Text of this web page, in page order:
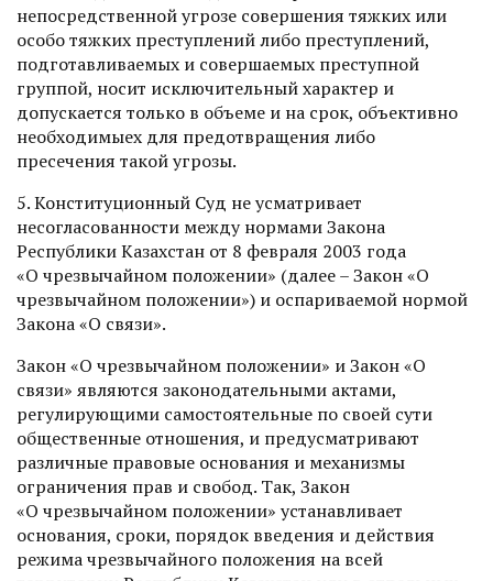
непосредственной угрозе совершения тяжких или
особо тяжких преступлений либо преступлений,
подготавливаемых и совершаемых преступной
группой, носит исключительный характер и
допускается только в объеме и на срок, объективно
необходимыех для предотвращения либо
пресечения такой угрозы.
5. Конституционный Суд не усматривает
несогласованности между нормами Закона
Республики Казахстан от 8 февраля 2003 года
«О чрезвычайном положении» (далее – Закон «О
чрезвычайном положении») и оспариваемой нормой
Закона «О связи».
Закон «О чрезвычайном положении» и Закон «О
связи» являются законодательными актами,
регулирующими самостоятельные по своей сути
общественные отношения, и предусматривают
различные правовые основания и механизмы
ограничения прав и свобод. Так, Закон
«О чрезвычайном положении» устанавливает
основания, сроки, порядок введения и действия
режима чрезвычайного положения на всей